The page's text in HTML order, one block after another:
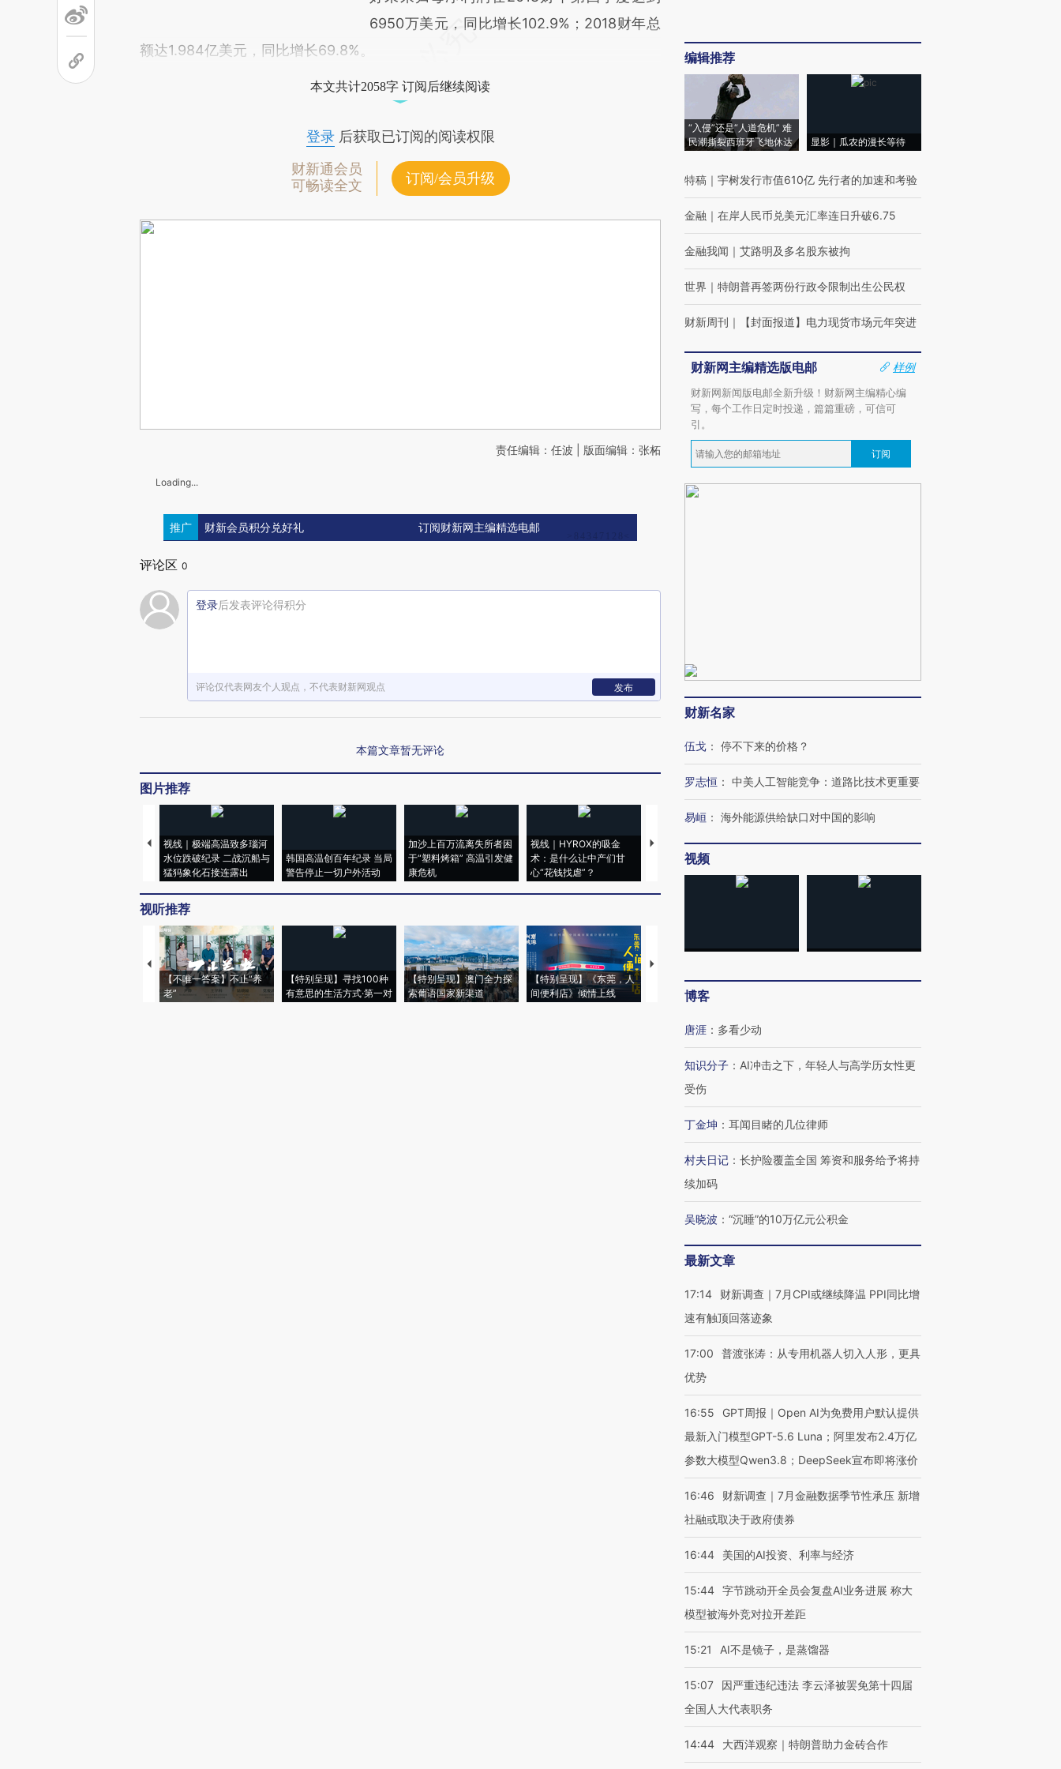
6950万美元，同比增长102.9%；2018财年总
额达1.984亿美元，同比增长69.8%。
本文共计2058字 订阅后继续阅读
登录后获取已订阅的阅读权限
财新通会员
可畅读全文
订阅/会员升级
责任编辑：任波 | 版面编辑：张柘
Loading...
推广 财新会员积分兑好礼 订阅财新网主编精选电邮
评论区 0
登录后发表评论得积分
评论仅代表网友个人观点，不代表财新网观点 发布
本篇文章暂无评论
图片推荐
视线｜极端高温致多瑙河
水位跌破纪录 二战沉船与
猛犸象化石接连露出
韩国高温创百年纪录 当局
警告停止一切户外活动
加沙上百万流离失所者困
于“塑料烤箱” 高温引发健
康危机
视线｜HYROX的吸金
术：是什么让中产们甘
心“花钱找虐”？
马航飞行员跨国走私7万
粒摇头丸 尿检体内含3种
视线｜被称为“蟑螂”的印
育部长拱下台
视线｜“入侵”还是“人道危
飞地休达
视听推荐
【不唯一答案】不止“养
老”
【特别呈现】寻找100种
有意思的生活方式·第一对
【特别呈现】澳门全力探
索葡语国家新渠道
【特别呈现】《东莞，人
间便利店》倾情上线
【推广】走进第四届链博
会，让数智科技“链”接产
【特别呈现】寻找100种
CFO：不靠规模取胜，华
编辑推荐
“入侵”还是“人道危机” 难
民潮撕裂西班牙飞地休达
显影｜瓜农的漫长等待
特稿 ｜ 宇树发行市值610亿 先行者的加速和考验
金融 ｜ 在岸人民币兑美元汇率连日升破6.75
金融我闻 ｜ 艾路明及多名股东被拘
世界 ｜ 特朗普再签两份行政令限制出生公民权
财新周刊 ｜ 【封面报道】电力现货市场元年突进
财新网主编精选版电邮
样例
财新网新闻版电邮全新升级！财新网主编精心编
写，每个工作日定时投递，篇篇重磅，可信可
引。
订阅
财新名家
伍戈 ： 停不下来的价格？
罗志恒 ： 中美人工智能竞争：道路比技术更重要
易峘 ： 海外能源供给缺口对中国的影响
视频
博客
唐涯 ： 多看少动
知识分子 ： AI冲击之下，年轻人与高学历女性更
受伤
丁金坤 ： 耳闻目睹的几位律师
村夫日记 ： 长护险覆盖全国 筹资和服务给予将持
续加码
吴晓波 ： “沉睡”的10万亿元公积金
最新文章
17:14
财新调查｜7月CPI或继续降温 PPI同比增
速有触顶回落迹象
17:00
普渡张涛：从专用机器人切入人形，更具
优势
16:55
GPT周报｜Open AI为免费用户默认提供
最新入门模型GPT-5.6 Luna；阿里发布2.4万亿
参数大模型Qwen3.8；DeepSeek宣布即将涨价
16:46
财新调查｜7月金融数据季节性承压 新增
社融或取决于政府债券
16:44 美国的AI投资、利率与经济
15:44 字节跳动开全员会复盘AI业务进展 称大
模型被海外竞对拉开差距
15:21 AI不是镜子，是蒸馏器
15:07
因严重违纪违法 李云泽被罢免第十四届
全国人大代表职务
14:44 大西洋观察｜特朗普助力金砖合作